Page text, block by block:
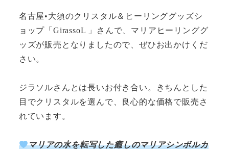
名古屋•大須のクリスタル＆ヒーリンググッズシ
ョップ「GirassoL 」さんで、マリアヒーリンググ
ッズが販売となりましたので、ぜひお出かけくだ
さい。
ジラソルさんとは長いお付き合い。きちんとした
目でクリスタルを選んで、良心的な価格で販売さ
れています。
マリアの水を転写した癒しのマリアシンボルカ